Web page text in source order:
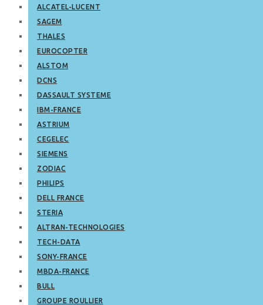
ALCATEL-LUCENT
SAGEM
THALES
EUROCOPTER
ALSTOM
DCNS
DASSAULT SYSTEME
IBM-FRANCE
ASTRIUM
CEGELEC
SIEMENS
ZODIAC
PHILIPS
DELL FRANCE
STERIA
ALTRAN-TECHNOLOGIES
TECH-DATA
SONY-FRANCE
MBDA-FRANCE
BULL
GROUPE ROULLIER